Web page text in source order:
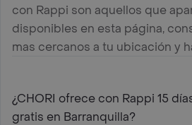
con Rappi son aquellos que
disponibles en esta página,
mas cercanos a tu ubicación y
¿CHORI ofrece con Rappi 15
gratis en Barranquilla?